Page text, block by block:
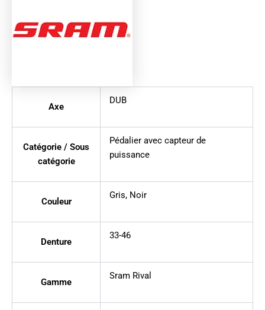
Axe
DUB
Catégorie / Sous
catégorie
Pédalier avec capteur de
puissance
Couleur
Gris, Noir
Denture
33-46
Gamme
Sram Rival